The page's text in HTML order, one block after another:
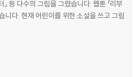
등 다수의 그림을 그렸습니다. 웹툰 「리부
습니다. 현재 어린이를 위한 소설을 쓰고 그림